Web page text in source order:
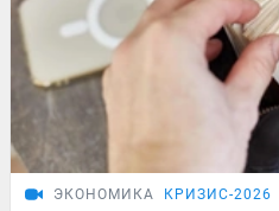
ЭКОНОМИКА КРИЗИС-2026